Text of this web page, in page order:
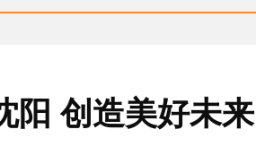
阳 创造美好未来